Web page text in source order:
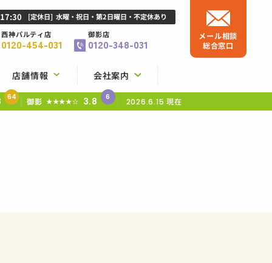
店舗情報 会社案内
[定休日] 水曜・祝日・第2日曜日・不定休あり
西神パルティ店
0120-454-031
御影店
0120-348-031
メール相談
総合窓口
64 御影 ★★★★☆ 3.8 6 2026.6.15 現在